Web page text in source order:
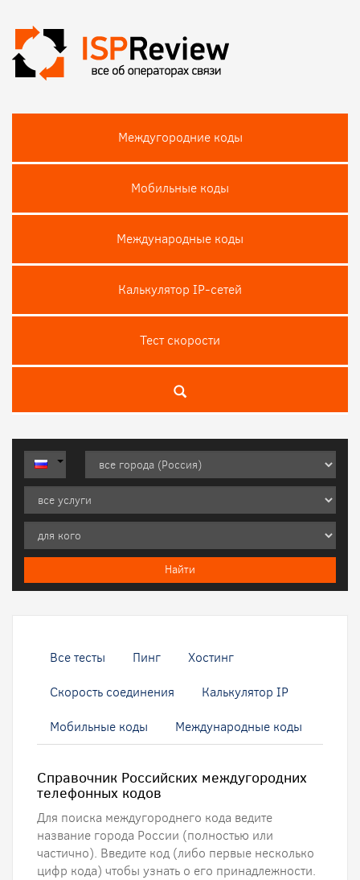
Междугородние коды
Мобильные коды
Международные коды
Калькулятор IP-сетей
Тест скороcти
Все тесты Пинг Хостинг
Скорость соединения Калькулятор IP
Мобильные коды Международные коды
Справочник Российских междугородних
телефонных кодов
Для поиска междугороднего кода ведите
название города России (полностью или
частично). Введите код (либо первые несколько
цифр кода) чтобы узнать о его принадлежности.